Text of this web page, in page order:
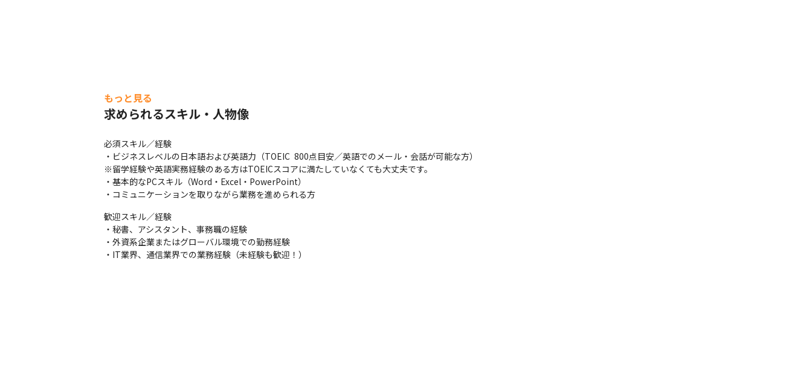
もっと見る
求められるスキル・人物像
必須スキル／経験
・ビジネスレベルの日本語および英語力（TOEIC 800点目安／英語でのメール・会話が可能な方）
※留学経験や英語実務経験のある方はTOEICスコアに満たしていなくても大丈夫です。
・基本的なPCスキル（Word・Excel・PowerPoint）
・コミュニケーションを取りながら業務を進められる方
歓迎スキル／経験
・秘書、アシスタント、事務職の経験
・外資系企業またはグローバル環境での勤務経験
・IT業界、通信業界での業務経験（未経験も歓迎！）